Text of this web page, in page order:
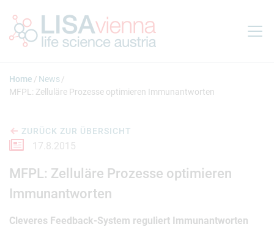
Home
News
MFPL: Zelluläre Prozesse optimieren Immunantworten
ZURÜCK ZUR ÜBERSICHT
17.8.2015
MFPL: Zelluläre Prozesse optimieren
Immunantworten
Cleveres Feedback-System reguliert Immunantworten